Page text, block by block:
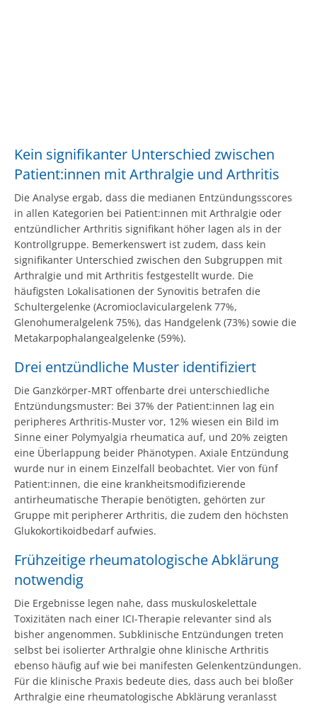
Kein signifikanter Unterschied zwischen
Patient:innen mit Arthralgie und Arthritis
Die Analyse ergab, dass die medianen Entzündungsscores
in allen Kategorien bei Patient:innen mit Arthralgie oder
entzündlicher Arthritis signifikant höher lagen als in der
Kontrollgruppe. Bemerkenswert ist zudem, dass kein
signifikanter Unterschied zwischen den Subgruppen mit
Arthralgie und mit Arthritis festgestellt wurde. Die
häufigsten Lokalisationen der Synovitis betrafen die
Schultergelenke (Acromioclaviculargelenk 77%,
Glenohumeralgelenk 75%), das Handgelenk (73%) sowie die
Metakarpophalangealgelenke (59%).
Drei entzündliche Muster identifiziert
Die Ganzkörper-MRT offenbarte drei unterschiedliche
Entzündungsmuster: Bei 37% der Patient:innen lag ein
peripheres Arthritis-Muster vor, 12% wiesen ein Bild im
Sinne einer Polymyalgia rheumatica auf, und 20% zeigten
eine Überlappung beider Phänotypen. Axiale Entzündung
wurde nur in einem Einzelfall beobachtet. Vier von fünf
Patient:innen, die eine krankheitsmodifizierende
antirheumatische Therapie benötigten, gehörten zur
Gruppe mit peripherer Arthritis, die zudem den höchsten
Glukokortikoidbedarf aufwies.
Frühzeitige rheumatologische Abklärung
notwendig
Die Ergebnisse legen nahe, dass muskuloskelettale
Toxizitäten nach einer ICI-Therapie relevanter sind als
bisher angenommen. Subklinische Entzündungen treten
selbst bei isolierter Arthralgie ohne klinische Arthritis
ebenso häufig auf wie bei manifesten Gelenkentzündungen.
Für die klinische Praxis bedeute dies, dass auch bei bloßer
Arthralgie eine rheumatologische Abklärung veranlasst